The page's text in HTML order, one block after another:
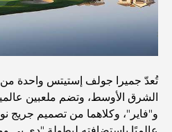
أغلى مدارس جيمس في دبي:
أفضل المدارس القريبة من داماك هيلز 2:
أفضل المطاعم الهندية في
تُعدّ جميرا جولف إستيتس واحدة
الشرق الأوسط، وتضم ملعبين
و"فاير"، وكلاهما من تصميم جريج